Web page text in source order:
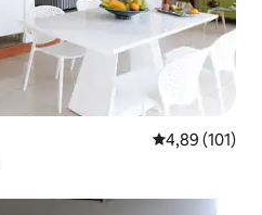
Calificación
4,89 (101)